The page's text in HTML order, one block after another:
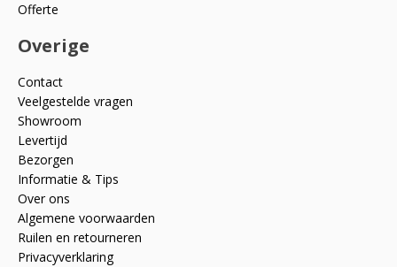
Offerte
Overige
Contact
Veelgestelde vragen
Showroom
Levertijd
Bezorgen
Informatie & Tips
Over ons
Algemene voorwaarden
Ruilen en retourneren
Privacyverklaring